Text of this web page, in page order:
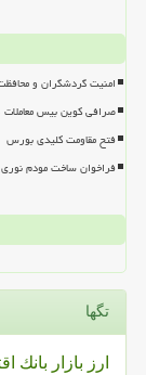
امنیت گردشگران و
صرافی کوین بیس معاملات ۶ رمزارز را متوقف ساخت
فتح مقاومت کلیدی بورس
فراخوان ساخت مودم
تگها
ارز بازار بانك